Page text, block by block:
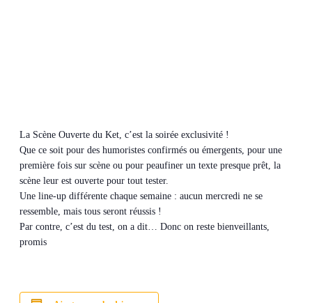
La Scène Ouverte du Ket, c’est la soirée exclusivité !
Que ce soit pour des humoristes confirmés ou émergents, pour une
première fois sur scène ou pour peaufiner un texte presque prêt, la
scène leur est ouverte pour tout tester.
Une line-up différente chaque semaine : aucun mercredi ne se
ressemble, mais tous seront réussis !
Par contre, c’est du test, on a dit… Donc on reste bienveillants,
promis